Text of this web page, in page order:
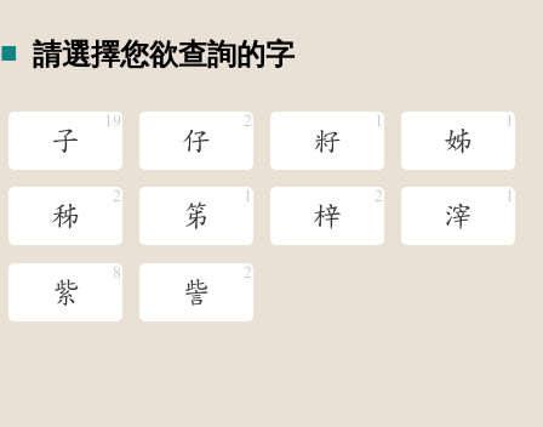
請選擇您欲查詢的字
子 仔 籽 姊
秭 笫 梓 滓
紫 訾